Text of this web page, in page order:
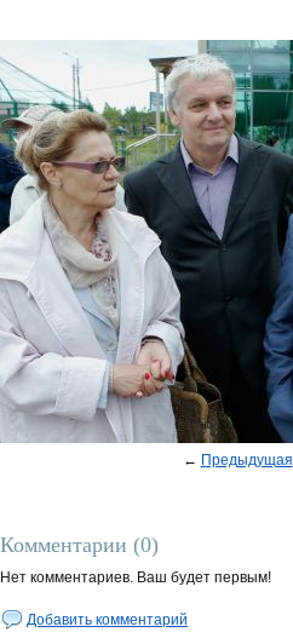
← Предыдущая
Комментарии (0)
Нет комментариев. Ваш будет первым!
Добавить комментарий